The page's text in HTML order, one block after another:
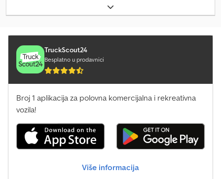
Švajcarske!!! Sve informacije su bez garancije!!! Lokacija: 5662
Hauserdorf, Bacherstr. 1 Dcodpfx Absxth Iyemok
TruckScout24
Besplatno u prodavnici
Broj 1 aplikacija za polovna komercijalna i rekreativna
vozila!
Više informacija